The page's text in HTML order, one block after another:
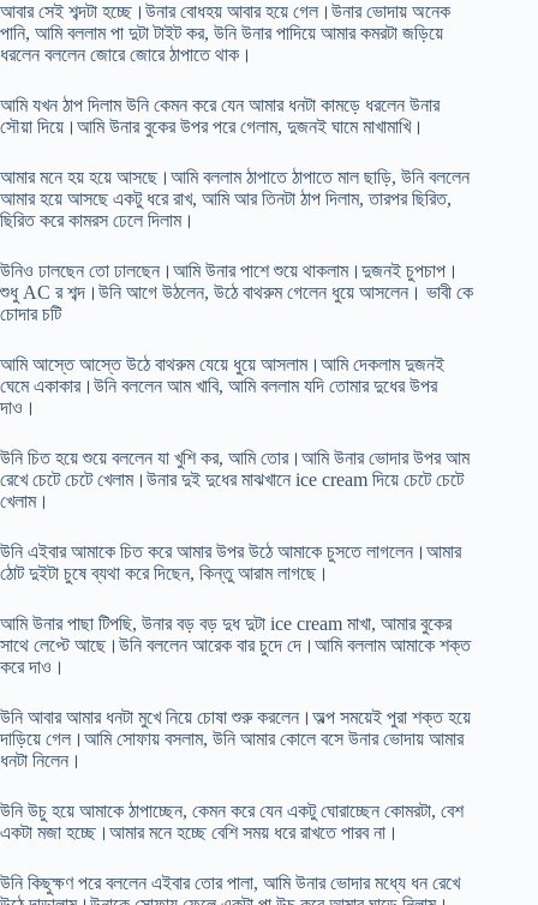
আবার সেই শব্দটা হচ্ছে।উনার বোধহয় আবার হয়ে গেল।উনার ভোদায় অনেক
পানি, আমি বললাম পা দুটা টাইট কর, উনি উনার পাদিয়ে আমার কমরটা জড়িয়ে
ধরলেন বললেন জোরে জোরে ঠাপাতে থাক।
আমি যখন ঠাপ দিলাম উনি কেমন করে যেন আমার ধনটা কামড়ে ধরলেন উনার
সৌয়া দিয়ে।আমি উনার বুকের উপর পরে গেলাম, দুজনই ঘামে মাখামাখি।
আমার মনে হয় হয়ে আসছে।আমি বললাম ঠাপাতে ঠাপাতে মাল ছাড়ি, উনি বললেন
আমার হয়ে আসছে একটু ধরে রাখ, আমি আর তিনটা ঠাপ দিলাম, তারপর ছিরিত,
ছিরিত করে কামরস ঢেলে দিলাম।
উনিও ঢালছেন তো ঢালছেন।আমি উনার পাশে শুয়ে থাকলাম।দুজনই চুপচাপ।
শুধু AC র শব্দ।উনি আগে উঠলেন, উঠে বাথরুম গেলেন ধুয়ে আসলেন। ভাবী কে
চোদার চটি
আমি আস্তে আস্তে উঠে বাথরুম যেয়ে ধুয়ে আসলাম।আমি দেকলাম দুজনই
ঘেমে একাকার।উনি বললেন আম খাবি, আমি বললাম যদি তোমার দুধের উপর
দাও।
উনি চিত হয়ে শুয়ে বললেন যা খুশি কর, আমি তোর।আমি উনার ভোদার উপর আম
রেখে চেটে চেটে খেলাম।উনার দুই দুধের মাঝখানে ice cream দিয়ে চেটে চেটে
খেলাম।
উনি এইবার আমাকে চিত করে আমার উপর উঠে আমাকে চুসতে লাগলেন।আমার
ঠোট দুইটা চুষে ব্যথা করে দিছেন, কিন্তু আরাম লাগছে।
আমি উনার পাছা টিপছি, উনার বড় বড় দুধ দুটা ice cream মাখা, আমার বুকের
সাথে লেপ্টে আছে।উনি বললেন আরেক বার চুদে দে।আমি বললাম আমাকে শক্ত
করে দাও।
উনি আবার আমার ধনটা মুখে নিয়ে চোষা শুরু করলেন।অল্প সময়েই পুরা শক্ত হয়ে
দাড়িয়ে গেল।আমি সোফায় বসলাম, উনি আমার কোলে বসে উনার ভোদায় আমার
ধনটা নিলেন।
উনি উচু হয়ে আমাকে ঠাপাচ্ছেন, কেমন করে যেন একটু ঘোরাচ্ছেন কোমরটা, বেশ
একটা মজা হচ্ছে।আমার মনে হচ্ছে বেশি সময় ধরে রাখতে পারব না।
উনি কিছুক্ষণ পরে বললেন এইবার তোর পালা, আমি উনার ভোদার মধ্যে ধন রেখে